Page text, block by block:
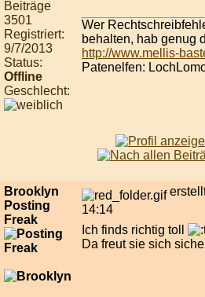
Beiträge
3501
Registriert:
9/7/2013
Status:
Offline
Geschlecht:
Wer
behalten, hab genug
http://www.mellis-
Patenelfen:
Brooklyn
Posting
Freak
14:14
Ich finds richtig toll
Da freut sie sich